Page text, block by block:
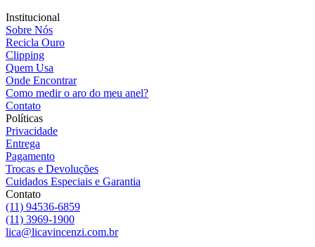
Institucional
Sobre Nós
Recicla Ouro
Clipping
Quem Usa
Onde Encontrar
Como medir o aro do meu anel?
Contato
Políticas
Privacidade
Entrega
Pagamento
Trocas e Devoluções
Cuidados Especiais e Garantia
Contato
(11) 94536-6859
(11) 3969-1900
lica@licavincenzi.com.br